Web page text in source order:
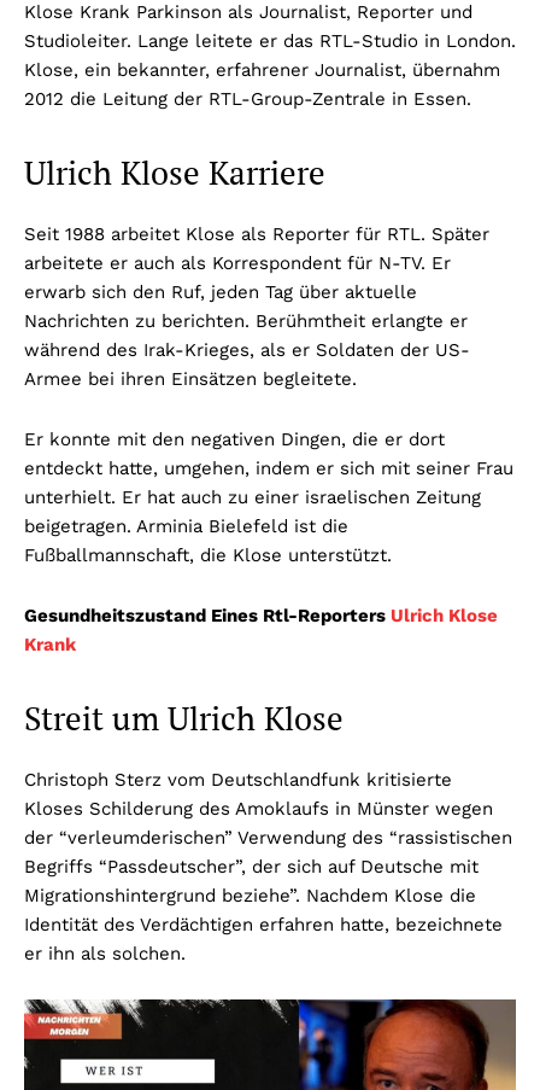
Klose Krank Parkinson als Journalist, Reporter und
Studioleiter. Lange leitete er das RTL-Studio in London.
Klose, ein bekannter, erfahrener Journalist, übernahm
2012 die Leitung der RTL-Group-Zentrale in Essen.
Ulrich Klose Karriere
Seit 1988 arbeitet Klose als Reporter für RTL. Später
arbeitete er auch als Korrespondent für N-TV. Er
erwarb sich den Ruf, jeden Tag über aktuelle
Nachrichten zu berichten. Berühmtheit erlangte er
während des Irak-Krieges, als er Soldaten der US-
Armee bei ihren Einsätzen begleitete.
Er konnte mit den negativen Dingen, die er dort
entdeckt hatte, umgehen, indem er sich mit seiner Frau
unterhielt. Er hat auch zu einer israelischen Zeitung
beigetragen. Arminia Bielefeld ist die
Fußballmannschaft, die Klose unterstützt.
Gesundheitszustand Eines Rtl-Reporters Ulrich Klose
Krank
Streit um Ulrich Klose
Christoph Sterz vom Deutschlandfunk kritisierte
Kloses Schilderung des Amoklaufs in Münster wegen
der “verleumderischen” Verwendung des “rassistischen
Begriffs “Passdeutscher”, der sich auf Deutsche mit
Migrationshintergrund beziehe”. Nachdem Klose die
Identität des Verdächtigen erfahren hatte, bezeichnete
er ihn als solchen.